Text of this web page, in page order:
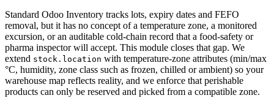
Standard Odoo Inventory tracks lots, expiry dates and FEFO
removal, but it has no concept of a temperature zone, a monitored
excursion, or an auditable cold-chain record that a food-safety or
pharma inspector will accept. This module closes that gap. We
extend stock.location with temperature-zone attributes (min/max
°C, humidity, zone class such as frozen, chilled or ambient) so your
warehouse map reflects reality, and we enforce that perishable
products can only be reserved and picked from a compatible zone.